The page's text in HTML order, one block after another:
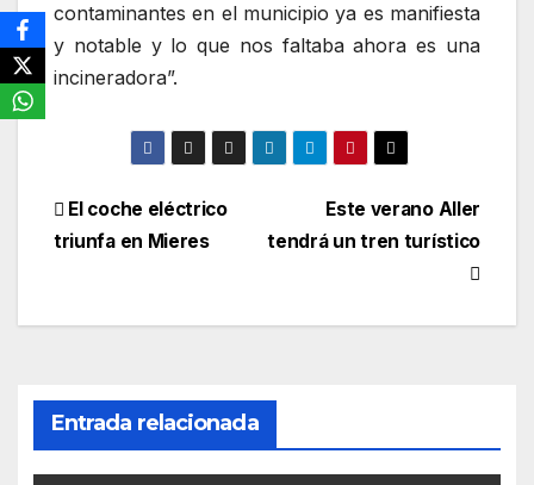
contaminantes en el municipio ya es manifiesta
y notable y lo que nos faltaba ahora es una
incineradora”.
Navegación
entradas
Este verano Aller
tendrá un tren turístico
El coche eléctrico
triunfa en Mieres
Entrada relacionada